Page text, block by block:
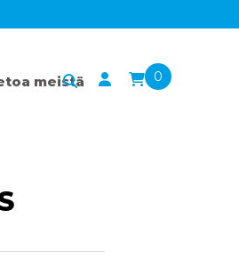
meistä 0